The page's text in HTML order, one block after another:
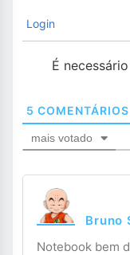
Login
É
5 COMENTÁRIOS
mais votado
Bruno
Notebook bem